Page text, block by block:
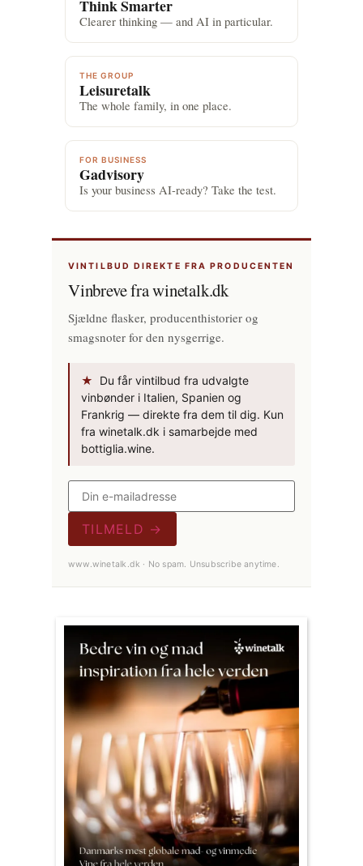
Think Smarter
Clearer thinking — and AI in particular.
THE GROUP
Leisuretalk
The whole family, in one place.
FOR BUSINESS
Gadvisory
Is your business AI-ready? Take the test.
VINTILBUD DIREKTE FRA PRODUCENTEN
Vinbreve fra winetalk.dk
Sjældne flasker, producenthistorier og
smagsnoter for den nysgerrige.
★
Du får vintilbud fra udvalgte
vinbønder i Italien, Spanien og
Frankrig — direkte fra dem til dig. Kun
fra winetalk.dk i samarbejde med
bottiglia.wine.
TILMELD →
www.winetalk.dk · No spam. Unsubscribe anytime.